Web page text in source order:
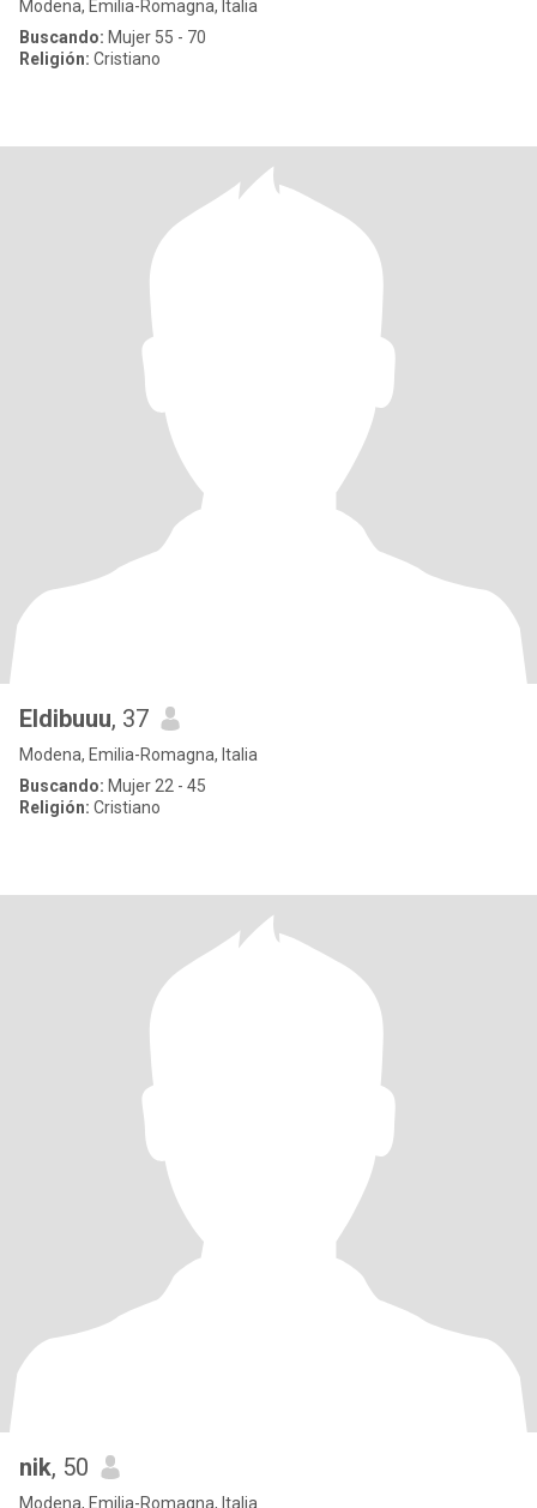
Modena, Emilia-Romagna, Italia
Buscando: Mujer 55 - 70
Religión: Cristiano
Eldibuuu, 37
Modena, Emilia-Romagna, Italia
Buscando: Mujer 22 - 45
Religión: Cristiano
nik, 50
Modena, Emilia-Romagna, Italia